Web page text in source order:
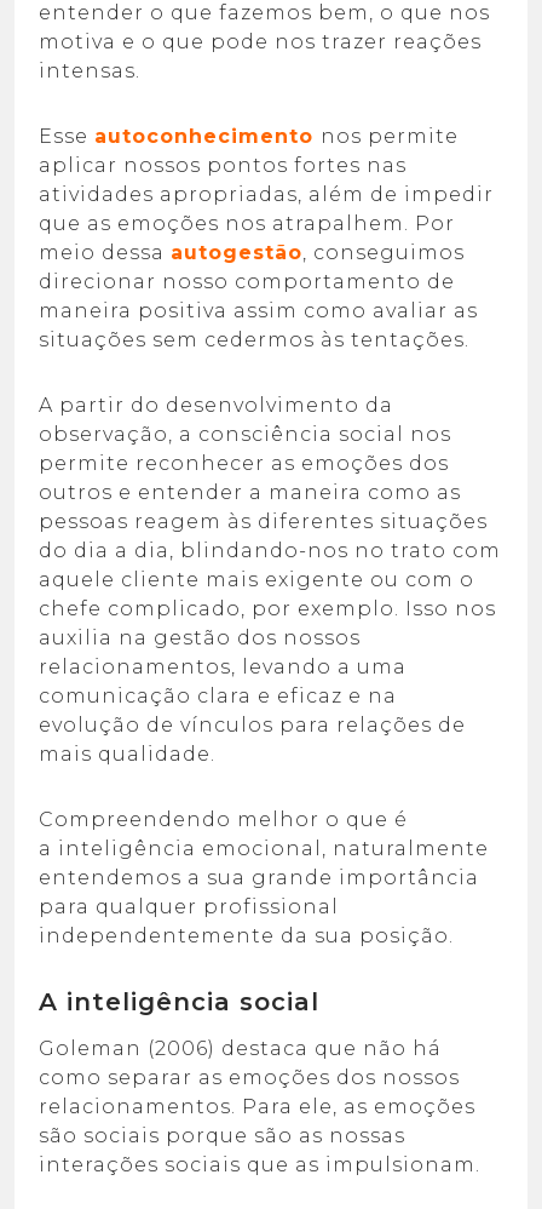
entender o que fazemos bem, o que nos
motiva e o que pode nos trazer reações
intensas.
Esse autoconhecimento nos permite
aplicar nossos pontos fortes nas
atividades apropriadas, além de impedir
que as emoções nos atrapalhem. Por
meio dessa autogestão, conseguimos
direcionar nosso comportamento de
maneira positiva assim como avaliar as
situações sem cedermos às tentações.
A partir do desenvolvimento da
observação, a consciência social nos
permite reconhecer as emoções dos
outros e entender a maneira como as
pessoas reagem às diferentes situações
do dia a dia, blindando-nos no trato com
aquele cliente mais exigente ou com o
chefe complicado, por exemplo. Isso nos
auxilia na gestão dos nossos
relacionamentos, levando a uma
comunicação clara e eficaz e na
evolução de vínculos para relações de
mais qualidade.
Compreendendo melhor o que é
a inteligência emocional, naturalmente
entendemos a sua grande importância
para qualquer profissional
independentemente da sua posição.
A inteligência social
Goleman (2006) destaca que não há
como separar as emoções dos nossos
relacionamentos. Para ele, as emoções
são sociais porque são as nossas
interações sociais que as impulsionam.